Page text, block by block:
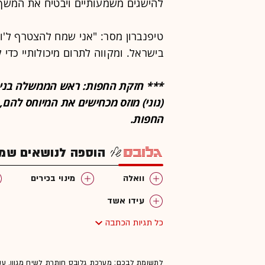
להישגים משמעותיים ויבטיח את
טיפנברון מסר: "אני שמח להצטרף
בישראל. ומקווה לתרום מיכולותיי
*** חזקת החפות: ראש הממשלה בנימין
(נוני) מוזס מכחישים את המיוחס
החפות.
הוספה לנושאים
וואלה
מינוי בכירים
עידו אשד
כל תגיות הכתבה
לתשומת לבכם: מערכת גלובס חותרת לשיח מגוון,